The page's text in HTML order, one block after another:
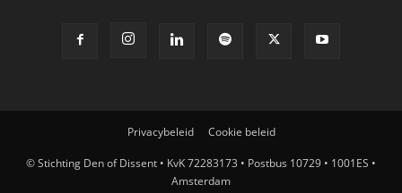
Privacybeleid Cookie beleid
© Stichting Den of Dissent • KvK 72283173 • Postbus 10729 • 1001ES •
Amsterdam